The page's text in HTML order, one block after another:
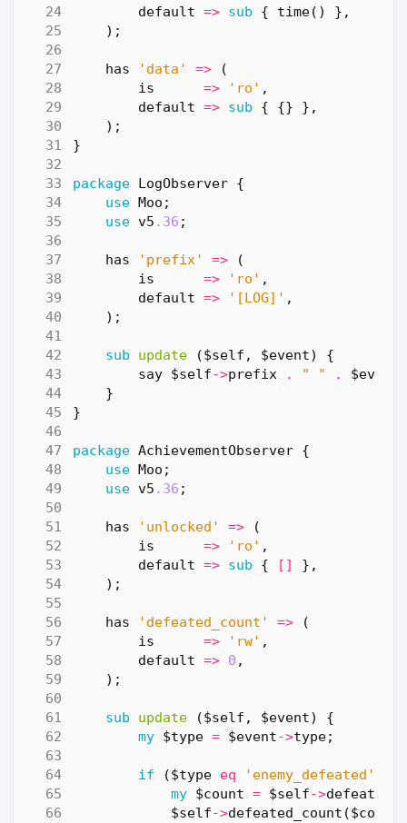
default => sub { time()
},
);
has 'data' =>
(
is
=> 'ro' ,
default => sub { {}
},
);
}
package LogObserver {
use Moo ;
use v5 .36 ;
has 'prefix' =>
(
is
=> 'ro' ,
default => '[LOG]' ,
);
sub update
($self, $event) {
say $self->prefix . " " . $event
}
}
package AchievementObserver {
use Moo ;
use v5 .36 ;
has 'unlocked' =>
(
is
=> 'ro' ,
default => sub { []
},
);
has 'defeated_count' =>
(
is
=> 'rw' ,
default => 0 ,
);
sub update
($self, $event) {
my $type = $event->type;
if ($type eq 'enemy_defeated'
my $count = $self->
$self->defeated_count ($count